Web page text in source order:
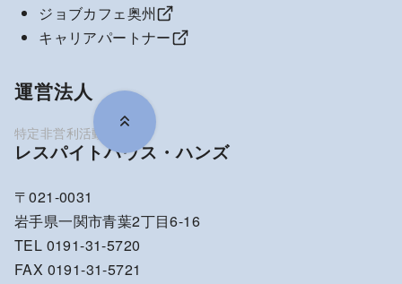
ジョブカフェ奥州
キャリアパートナー
運営法人
レスパイトハウス・ハンズ
〒021-0031
岩手県一関市青葉2丁目6-16
TEL 0191-31-5720
FAX 0191-31-5721